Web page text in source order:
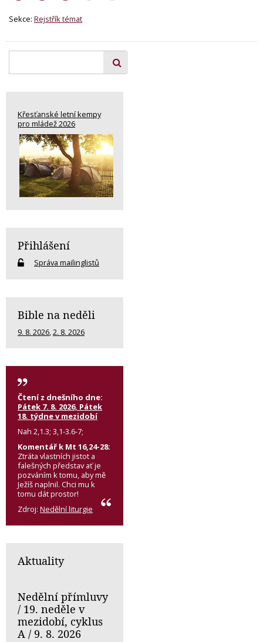
Sekce: Rejstřík témat
Křesťanské letní kempy
pro mládež 2026
Přihlášení
Správa mailinglistů
Bible na neděli
9. 8. 2026,2. 8. 2026
Čtení z dnešního dne:
Pátek 7. 8. 2026, Pátek
18. týdne v mezidobí
Nah 2,1.3; 3,1-3.6-7;
Komentář k Mt 16,24-28:
Ztráta vlastních jistot a
falešných představ ať je
pozváním k tomu, aby mě
Ježíš naplnil. Chci mu k
tomu dát prostor!
Zdroj: Nedělní liturgie
Aktuality
Nedělní přímluvy
/ 19. neděle v
mezidobí, cyklus
A / 9. 8. 2026